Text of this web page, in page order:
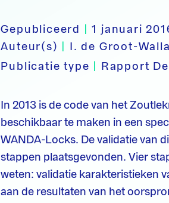
Gepubliceerd |1 januari
Auteur(s)
I. de Groot-
Publicatie type
Rapport
In 2013 is de code van het
beschikbaar te maken in een
WANDA-Locks. De validatie van
stappen plaatsgevonden. Vier
weten: validatie karakteristieken
aan de resultaten van het